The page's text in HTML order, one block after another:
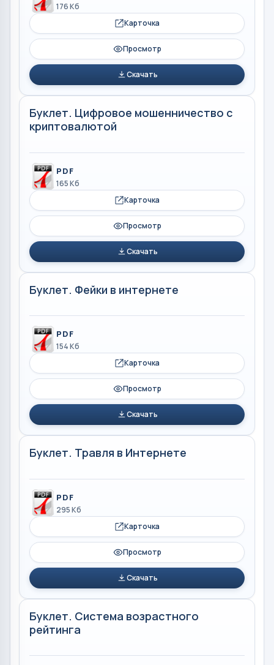
176 Кб
Карточка
Просмотр
Скачать
Буклет. Цифровое мошенничество с
криптовалютой
PDF
165 Кб
Карточка
Просмотр
Скачать
Буклет. Фейки в интернете
PDF
154 Кб
Карточка
Просмотр
Скачать
Буклет. Травля в Интернете
PDF
295 Кб
Карточка
Просмотр
Скачать
Буклет. Система возрастного
рейтинга